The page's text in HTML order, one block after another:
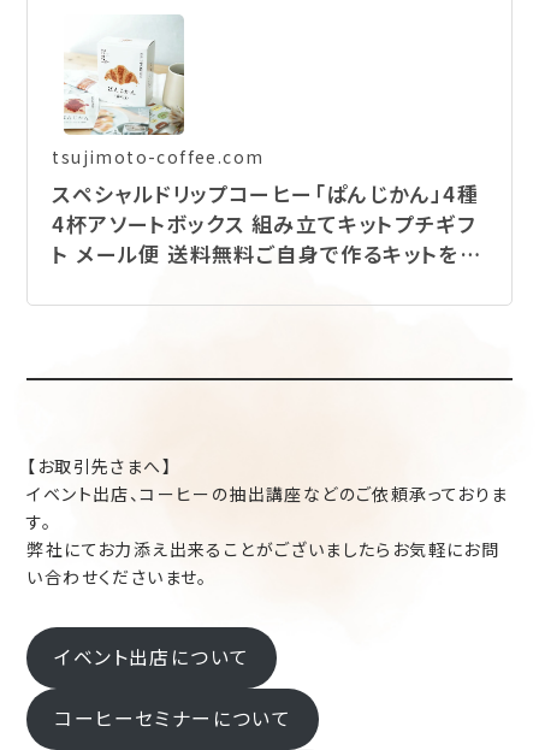
tsujimoto-coffee.com
スペシャルドリップコーヒー「ぱんじかん」4種
4杯アソートボックス 組み立てキットプチギフ
ト メール便 送料無料ご自身で作るキットをお
【お取引先さまへ】
イベント出店、コーヒーの抽出講座などのご依頼承っておりま
す。
弊社にてお力添え出来ることがございましたらお気軽にお問
い合わせくださいませ。
イベント出店について
コーヒーセミナーについて